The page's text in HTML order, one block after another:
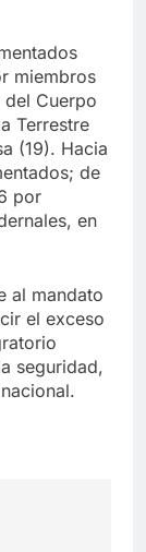
miembros
Cuerpo
Terrestre
(19). Hacia
de
por
en
al mandato
el exceso
seguridad,